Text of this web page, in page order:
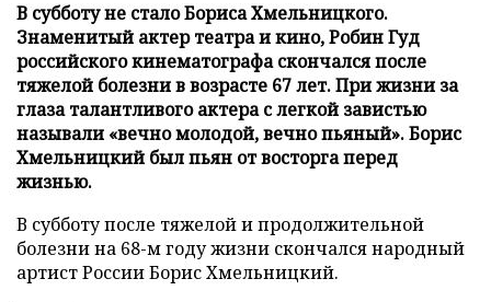
В субботу не стало Бориса Хмельницкого.
Знаменитый актер театра и кино, Робин Гуд
российского кинематографа скончался после
тяжелой болезни в возрасте 67 лет. При жизни за
глаза талантливого актера с легкой завистью
называли «вечно молодой, вечно пьяный». Борис
Хмельницкий был пьян от восторга перед
жизнью.
В субботу после тяжелой и продолжительной
болезни на 68-м году жизни скончался народный
артист России Борис Хмельницкий.